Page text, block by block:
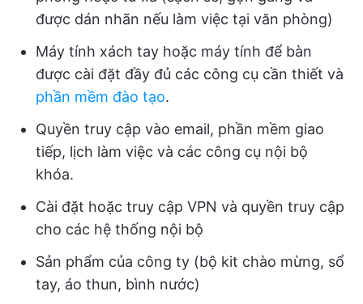
được dán nhãn nếu làm việc tại văn phòng)
Máy tính xách tay hoặc máy tính để bàn
được cài đặt đầy đủ các công cụ cần thiết và
phần mềm đào tạo.
Quyền truy cập vào email, phần mềm giao
tiếp, lịch làm việc và các công cụ nội bộ
khóa.
Cài đặt hoặc truy cập VPN và quyền truy cập
cho các hệ thống nội bộ
Sản phẩm của công ty (bộ kit chào mừng, sổ
tay, áo thun, bình nước)